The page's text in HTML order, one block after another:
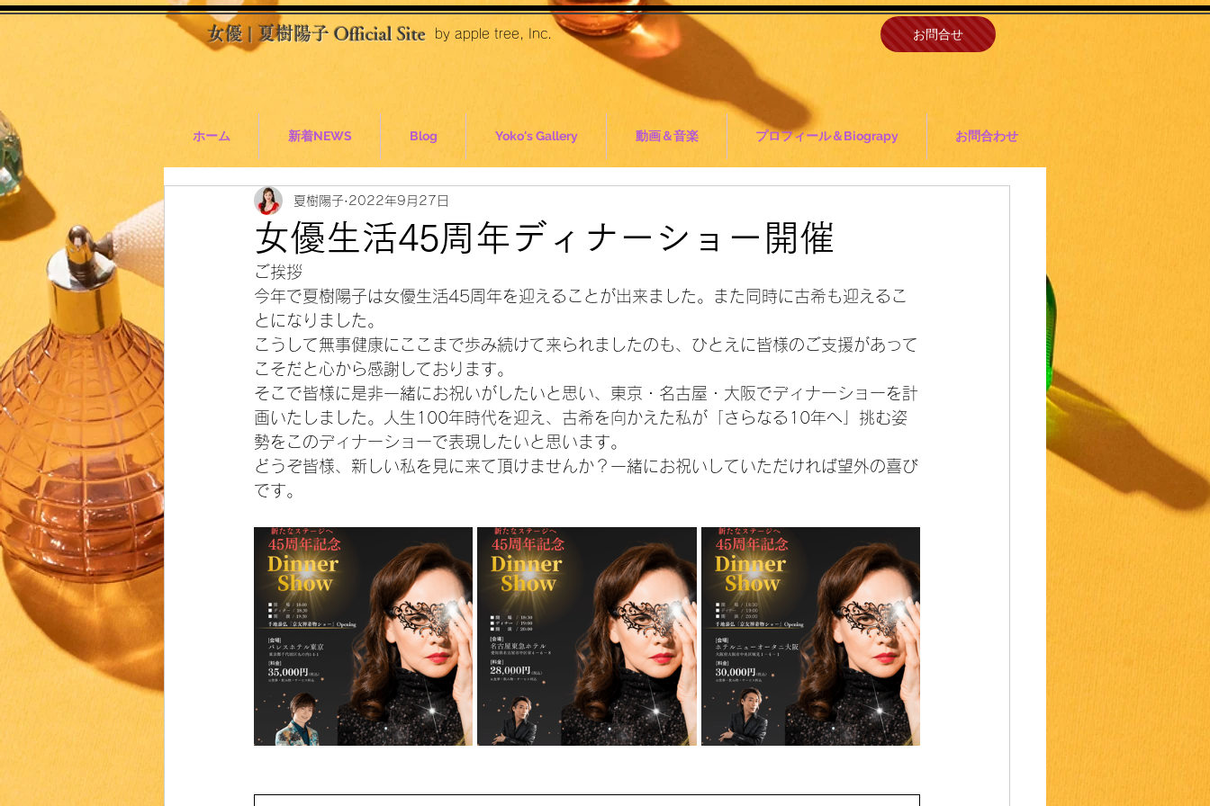
女優 | 夏樹陽子 Official Site by apple tree, Inc. お問合せ
ホーム 新着NEWS Blog Yoko's Gallery 動画＆音楽 プロフィール＆Biograpy お問合わせ
女優生活45周年ディナーショー開催
夏樹陽子 2022年9月27日
ご挨拶
今年で夏樹陽子は女優生活45周年を迎えることが出来ました。また同時に古希も迎えるこ
とになりました。
こうして無事健康にここまで歩み続けて来られましたのも、ひとえに皆様のご支援があって
こそだと心から感謝しております。
そこで皆様に是非一緒にお祝いがしたいと思い、東京・名古屋・大阪でディナーショーを計
画いたしました。人生100年時代を迎え、古希を向かえた私が「さらなる10年へ」挑む姿
勢をこのディナーショーで表現したいと思います。
どうぞ皆様、新しい私を見に来て頂けませんか？一緒にお祝いしていただければ望外の喜び
です。